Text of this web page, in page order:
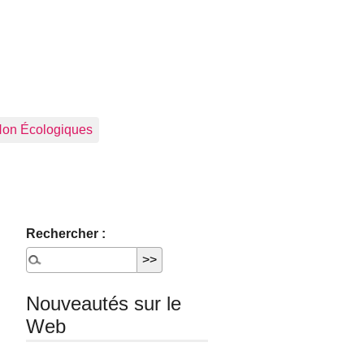
Écologiques
Rechercher :
Nouveautés sur le
Web